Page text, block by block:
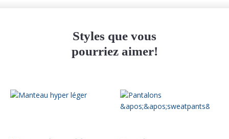
Styles que vous
pourriez aimer!